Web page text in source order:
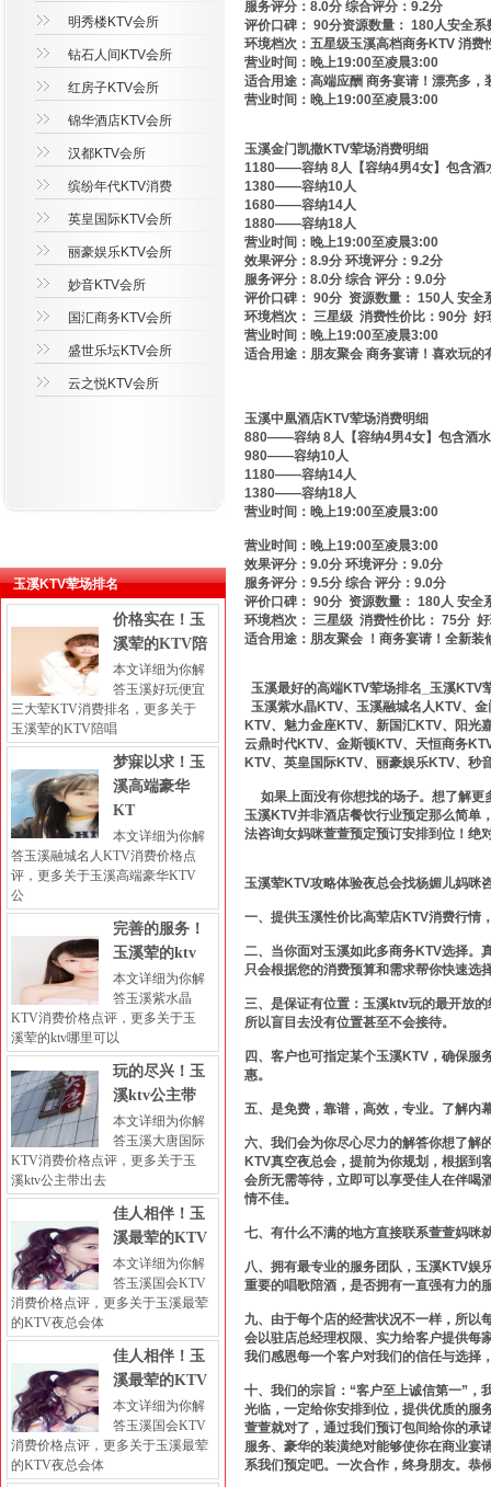
明秀楼KTV会所
钻石人间KTV会所
红房子KTV会所
锦华酒店KTV会所
汉都KTV会所
缤纷年代KTV消费
英皇国际KTV会所
丽豪娱乐KTV会所
妙音KTV会所
国汇商务KTV会所
盛世乐坛KTV会所
云之悦KTV会所
服务评分：8.0分 综合评分：9.2分
评价口碑： 90分资源数量： 180人安全系
环境档次：五星级玉溪高档商务KTV 消费
营业时间：晚上19:00至凌晨3:00
适合用途：高端应酬 商务宴请！漂亮多
营业时间：晚上19:00至凌晨3:00
玉溪金门凯撒KTV荤场消费明细
1180——容纳 8人【容纳4男4女】包含酒
1380——容纳10人
1680——容纳14人
1880——容纳18人
营业时间：晚上19:00至凌晨3:00
效果评分：8.9分 环境评分：9.2分
服务评分：8.0分 综合 评分：9.0分
评价口碑： 90分 资源数量： 150人 安全
环境档次： 三星级 消费性价比：90分 好
营业时间：晚上19:00至凌晨3:00
适合用途：朋友聚会 商务宴请！喜欢玩
玉溪中凰酒店KTV荤场消费明细
880——容纳 8人【容纳4男4女】包含酒水
980——容纳10人
1180——容纳14人
1380——容纳18人
营业时间：晚上19:00至凌晨3:00
营业时间：晚上19:00至凌晨3:00
效果评分：9.0分 环境评分：9.0分
服务评分：9.5分 综合 评分：9.0分
评价口碑： 90分 资源数量： 180人 安全
环境档次： 三星级 消费性价比： 75分
适合用途：朋友聚会 ！商务宴请！全新
玉溪最好的高端KTV荤场排名_玉溪KTV
玉溪紫水晶KTV、玉溪融城名人KTV、
KTV、魅力金座KTV、新国汇KTV、阳光
云鼎时代KTV、金斯顿KTV、天恒商务
KTV、英皇国际KTV、丽豪娱乐KTV、秒
如果上面没有你想找的场子。想了解更
玉溪KTV并非酒店餐饮行业预定那么简单
法咨询女妈咪萱萱预定预订安排到位！绝
玉溪荤KTV攻略体验夜总会找杨媚儿妈咪
一、提供玉溪性价比高荤店KTV消费行情
二、当你面对玉溪如此多商务KTV选择。
只会根据您的消费预算和需求帮你快速选
三、是保证有位置：玉溪ktv玩的最开放
所以盲目去没有位置甚至不会接待。
四、客户也可指定某个玉溪KTV，确保服
惠。
五、是免费，靠谱，高效，专业。了解内
六、我们会为你尽心尽力的解答你想了解
KTV真空夜总会，提前为你规划，根据到
会所无需等待，立即可以享受佳人在伴喝
情不佳。
七、有什么不满的地方直接联系萱萱妈咪
八、拥有最专业的服务团队，玉溪KTV娱
重要的唱歌陪酒，是否拥有一直强有力的
九、由于每个店的经营状况不一样，所以
会以驻店总经理权限、实力给客户提供每
我们感恩每一个客户对我们的信任与选择
十、我们的宗旨：“客户至上诚信第一”，
光临，一定给你安排到位，提供优质的服
萱萱就对了，通过我们预订包间给你的承
服务、豪华的装潢绝对能够使你在商业宴
系我们预定吧。一次合作，终身朋友。恭
玉溪KTV荤场排名
价格实在！玉
溪荤的KTV陪
本文详细为你解
答玉溪好玩便宜
三大荤KTV消费排名，更多关于
玉溪荤的KTV陪唱
梦寐以求！玉
溪高端豪华
KT
本文详细为你解
答玉溪融城名人KTV消费价格点
评，更多关于玉溪高端豪华KTV
公
完善的服务！
玉溪荤的ktv
本文详细为你解
答玉溪紫水晶
KTV消费价格点评，更多关于玉
溪荤的ktv哪里可以
玩的尽兴！玉
溪ktv公主带
本文详细为你解
答玉溪大唐国际
KTV消费价格点评，更多关于玉
溪ktv公主带出去
佳人相伴！玉
溪最荤的KTV
本文详细为你解
答玉溪国会KTV
消费价格点评，更多关于玉溪最荤
的KTV夜总会体
佳人相伴！玉
溪最荤的KTV
本文详细为你解
答玉溪国会KTV
消费价格点评，更多关于玉溪最荤
的KTV夜总会体